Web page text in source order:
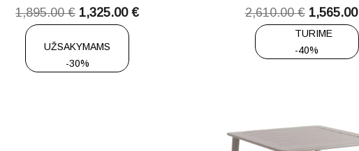
1,895.00€ 1,325.00€
UŽSAKYMAMS
-30%
2,610.00€ 1,565.00
TURIME
-40%